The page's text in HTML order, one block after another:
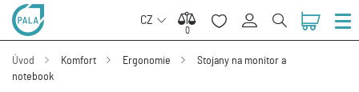
CZ
0
0
Úvod Komfort Ergonomie
Stojany na monitor a
notebook